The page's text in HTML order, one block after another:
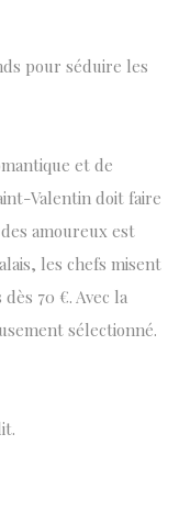
pour séduire les
et de
Valentin doit faire
amoureux est
les chefs misent
70 €. Avec la
sélectionné.